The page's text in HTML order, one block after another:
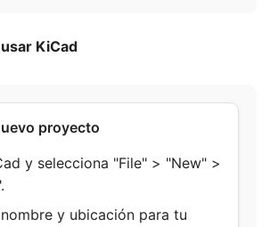
KiCad
proyecto
y selecciona "File" > "New" >
y ubicación para tu